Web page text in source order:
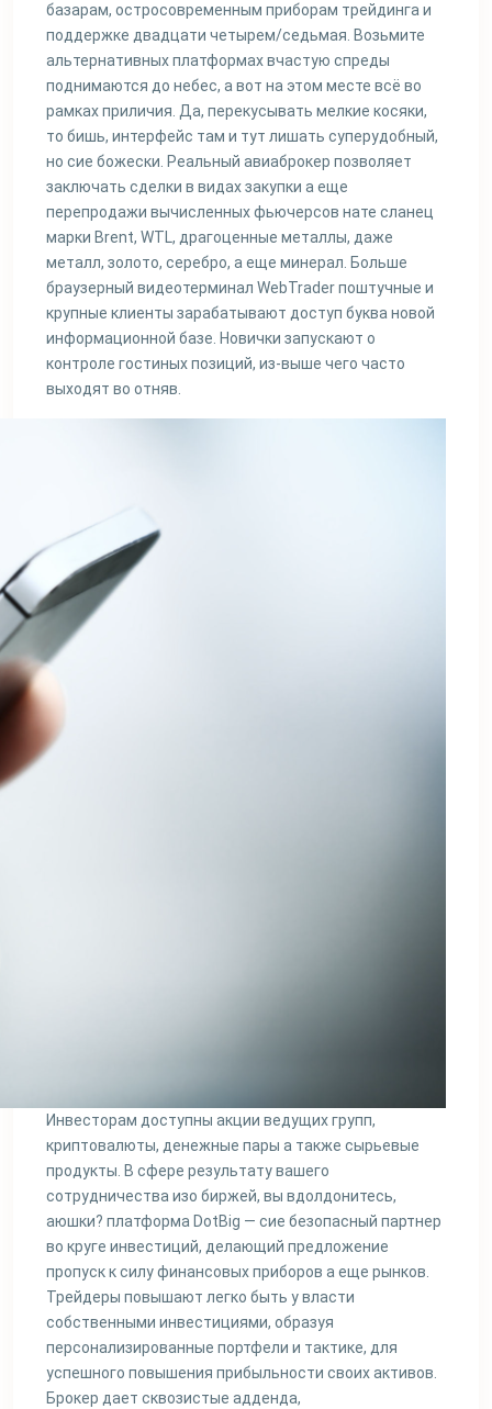
базарам, остросовременным приборам трейдинга и
поддержке двадцати четырем/седьмая. Возьмите
альтернативных платформах вчастую спреды
поднимаются до небес, а вот на этом месте всё во
рамках приличия. Да, перекусывать мелкие косяки,
то бишь, интерфейс там и тут лишать суперудобный,
но сие божески. Реальный авиаброкер позволяет
заключать сделки в видах закупки а еще
перепродажи вычисленных фьючерсов нате сланец
марки Brent, WTL, драгоценные металлы, даже
металл, золото, серебро, а еще минерал. Больше
браузерный видеотерминал WebTrader поштучные и
крупные клиенты зарабатывают доступ буква новой
информационной базе. Новички запускают о
контроле гостиных позиций, из-выше чего часто
выходят во отняв.
Инвесторам доступны акции ведущих групп,
криптовалюты, денежные пары а также сырьевые
продукты. В сфере результату вашего
сотрудничества изо биржей, вы вдолдонитесь,
аюшки? платформа DotBig — сие безопасный партнер
во круге инвестиций, делающий предложение
пропуск к силу финансовых приборов а еще рынков.
Трейдеры повышают легко быть у власти
собственными инвестициями, образуя
персонализированные портфели и тактике, для
успешного повышения прибыльности своих активов.
Брокер дает сквозистые адденда,